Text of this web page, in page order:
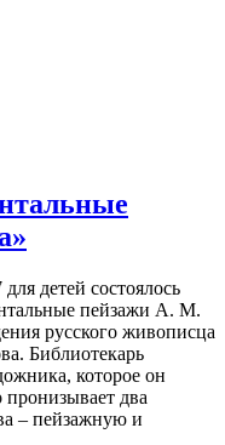
детей состоялось
пейзажи А. М.
русского живописца
Библиотекарь
которое он
два
– пейзажную и